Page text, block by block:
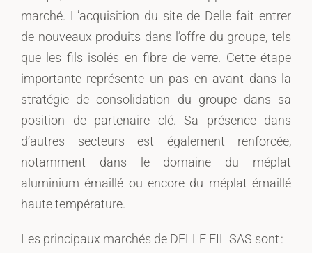
marché. L’acquisition du site de Delle fait entrer
de nouveaux produits dans l’offre du groupe, tels
que les fils isolés en fibre de verre. Cette étape
importante représente un pas en avant dans la
stratégie de consolidation du groupe dans sa
position de partenaire clé. Sa présence dans
d’autres secteurs est également renforcée,
notamment dans le domaine du méplat
aluminium émaillé ou encore du méplat émaillé
haute température.
Les principaux marchés de DELLE FIL SAS sont :